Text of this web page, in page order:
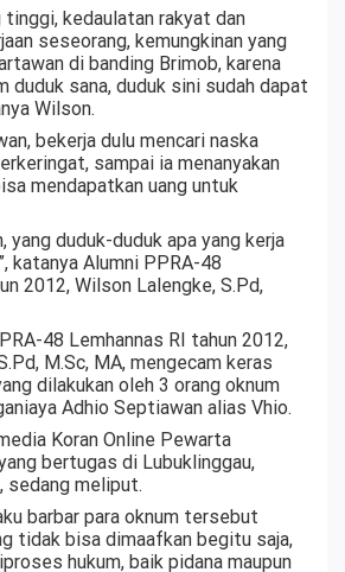
tinggi, kedaulatan rakyat dan
seseorang, kemungkinan yang
di banding Brimob, karena
duduk sana, duduk sini sudah dapat
Wilson.
bekerja dulu mencari naska
sampai ia menanyakan
mendapatkan uang untuk
yang duduk-duduk apa yang kerja
katanya Alumni PPRA-48
2012, Wilson Lalengke, S.Pd,
48 Lemhannas RI tahun 2012,
M.Sc, MA, mengecam keras
dilakukan oleh 3 orang oknum
Adhio Septiawan alias Vhio.
Koran Online Pewarta
bertugas di Lubuklinggau,
sedang meliput.
barbar para oknum tersebut
tidak bisa dimaafkan begitu saja,
hukum, baik pidana maupun